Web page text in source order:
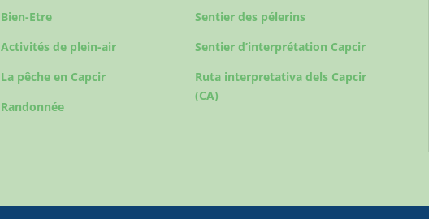
Bien-Etre
Activités de plein-air
La pêche en Capcir
Randonnée
Sentier des pélerins
Sentier d’interprétation Capcir
Ruta interpretativa dels Capcir
(CA)